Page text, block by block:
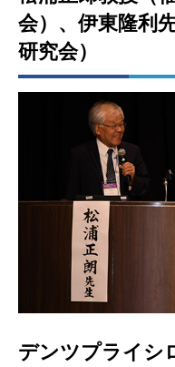
会）、伊東隆利
研究会）
デンツプライシ